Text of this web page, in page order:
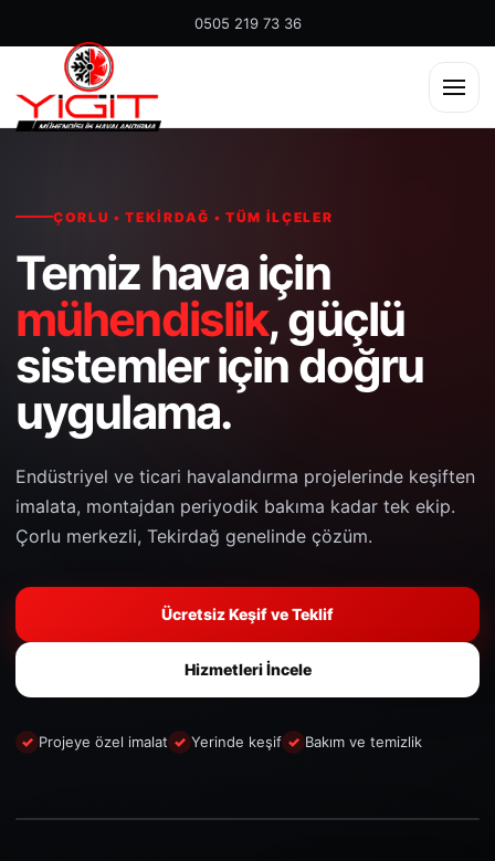
0505 219 73 36
ÇORLU • TEKIRDAĞ • TÜM İLÇELER
Temiz hava için
mühendislik, güçlü
sistemler için doğru
uygulama.
Endüstriyel ve ticari havalandırma projelerinde keşiften
imalata, montajdan periyodik bakıma kadar tek ekip.
Çorlu merkezli, Tekirdağ genelinde çözüm.
Ücretsiz Keşif ve Teklif
Hizmetleri İncele
Projeye özel imalat Yerinde keşif Bakım ve temizlik
Çatı
ve
dış
‹ ›